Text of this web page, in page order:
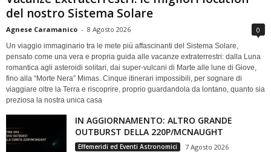
del nostro Sistema Solare
Agnese Caramanico - 8 Agosto 2026 0
Un viaggio immaginario tra le mete più affascinanti del Sistema Solare,
pensato come una vera e propria guida alle vacanze extraterrestri: dalla Luna
romantica agli asteroidi solitari, dai super-vulcani di Marte alle lune di Giove,
fino alla “Morte Nera” Mimas. Cinque itinerari impossibili, per sognare di
viaggiare oltre la Terra e riscoprire, proprio guardandola da lontano, quanto sia
preziosa la nostra unica casa
IN AGGIORNAMENTO: ALTRO GRANDE
OUTBURST DELLA 220P/MCNAUGHT
Effemeridi ed Eventi Astronomici 7 Agosto 2026